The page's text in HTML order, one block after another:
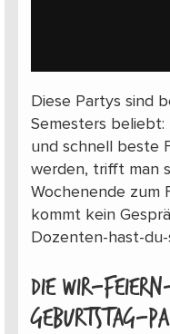
Diese Partys sind
Semesters beliebt:
und schnell beste
werden, trifft man
Wochenende zum
kommt kein
Dozenten-hast-du-
Die Wir-
Geburtstag-